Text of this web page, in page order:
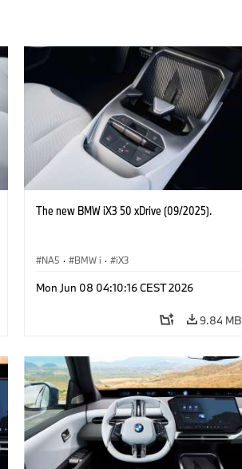
The new BMW iX3 50 xDrive (09/2025).
NA5 · BMW i · iX3
Mon Jun 08 04:10:16 CEST 2026
9.84 MB